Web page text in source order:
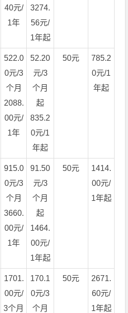
40元/
1年
3274.
56元/
1年起
522.0
0元/3
个月
2088.
00元/
1年
52.20
元/3
个月
起
835.2
0元/1
年起
50元
785.2
0元/1
年起
915.0
0元/3
个月
3660.
00元/
1年
91.50
元/3
个月
起
1464.
00元/
1年起
50元
1414.
00元/
1年起
1701.
00元/
3个月
170.1
0元/3
个月
50元
2671.
60元/
1年起